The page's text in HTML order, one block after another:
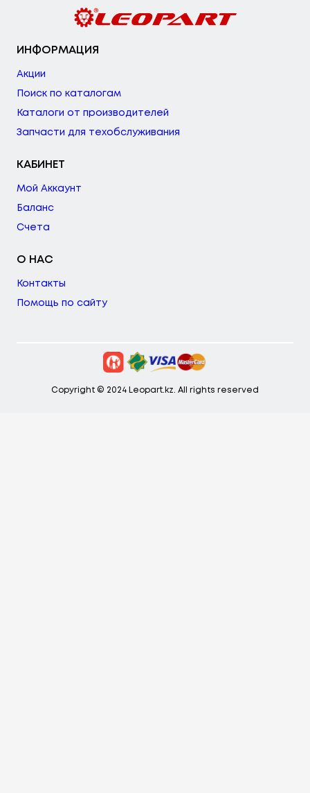
ИНФОРМАЦИЯ
Акции
Поиск по каталогам
Каталоги от производителей
Запчасти для техобслуживания
КАБИНЕТ
Мой Аккаунт
Баланс
Счета
О НАС
Контакты
Помощь по сайту
Copyright © 2024 Leopart.kz. All rights reserved